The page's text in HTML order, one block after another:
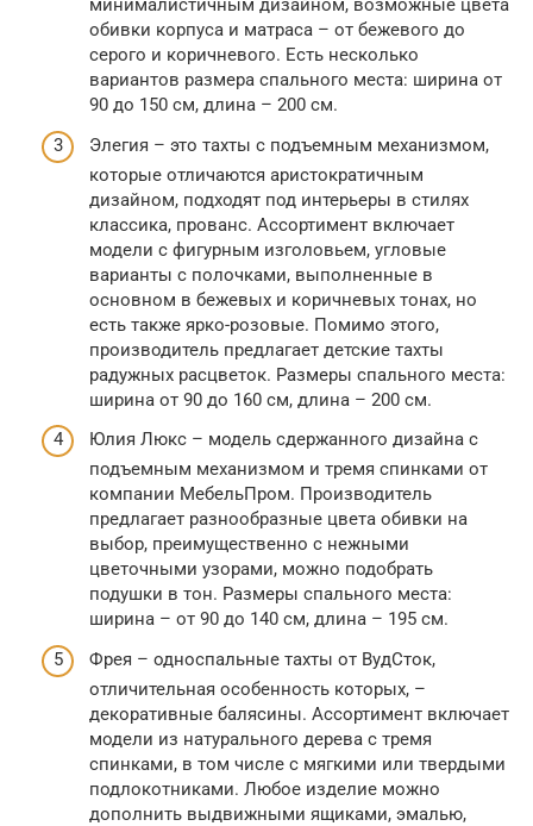
минималистичным дизайном, возможные цвета
обивки корпуса и матраса – от бежевого до
серого и коричневого. Есть несколько
вариантов размера спального места: ширина от
90 до 150 см, длина – 200 см.
Элегия – это тахты с подъемным механизмом,
которые отличаются аристократичным
дизайном, подходят под интерьеры в стилях
классика, прованс. Ассортимент включает
модели с фигурным изголовьем, угловые
варианты с полочками, выполненные в
основном в бежевых и коричневых тонах, но
есть также ярко-розовые. Помимо этого,
производитель предлагает детские тахты
радужных расцветок. Размеры спального места:
ширина от 90 до 160 см, длина – 200 см.
Юлия Люкс – модель сдержанного дизайна с
подъемным механизмом и тремя спинками от
компании МебельПром. Производитель
предлагает разнообразные цвета обивки на
выбор, преимущественно с нежными
цветочными узорами, можно подобрать
подушки в тон. Размеры спального места:
ширина – от 90 до 140 см, длина – 195 см.
Фрея – односпальные тахты от ВудCток,
отличительная особенность которых, –
декоративные балясины. Ассортимент включает
модели из натурального дерева с тремя
спинками, в том числе с мягкими или твердыми
подлокотниками. Любое изделие можно
дополнить выдвижными ящиками, эмалью,